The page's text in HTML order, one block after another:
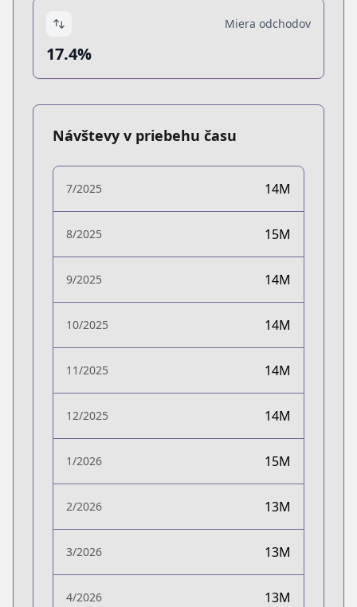
Miera odchodov
17.4%
Návštevy v priebehu času
7/2025 14M
8/2025 15M
9/2025 14M
10/2025 14M
11/2025 14M
12/2025 14M
1/2026 15M
2/2026 13M
3/2026 13M
4/2026 13M